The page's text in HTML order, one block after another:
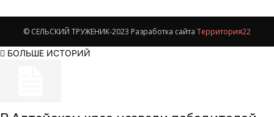
© СЕЛЬСКИЙ ТРУЖЕНИК-2023 Разработка сайта Территория22
БОЛЬШЕ ИСТОРИЙ